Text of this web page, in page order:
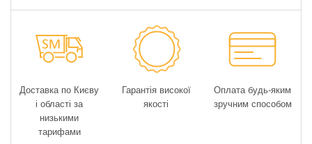
Доставка по Києву
і області за
низькими
тарифами
Гарантія високої
якості
Оплата будь-яким
зручним способом